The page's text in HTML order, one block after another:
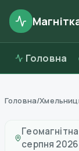
Головна
Головна/
серпня 2026